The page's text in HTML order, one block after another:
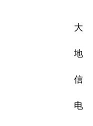
大 使
地 址
信 箱
电 话